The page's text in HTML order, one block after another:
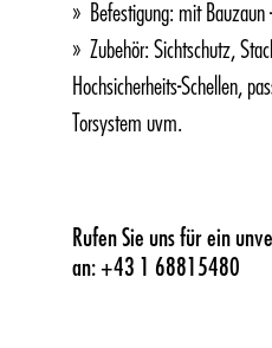
Befestigung: mit
Zubehör: Sichtschutz,
Hochsicherheits-Schellen,
Torsystem uvm.
Rufen Sie uns für ein
an: +43 1 68815480